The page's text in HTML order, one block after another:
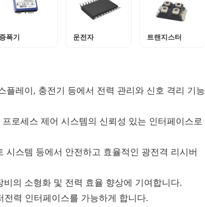
증폭기 운전자 트랜지스터
플레이, 충전기 등에서 전력 관리와 신호 격리 기능
로세스 제어 시스템의 신뢰성 있는 인터페이스로
시스템 등에서 안전하고 효율적인 광전격 리시버
의 소형화 및 전력 효율 향상에 기여합니다.
력 인터페이스를 가능하게 합니다.